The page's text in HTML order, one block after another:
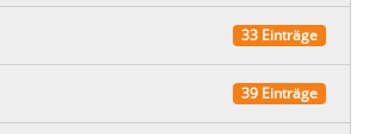
33 Einträge
39 Einträge